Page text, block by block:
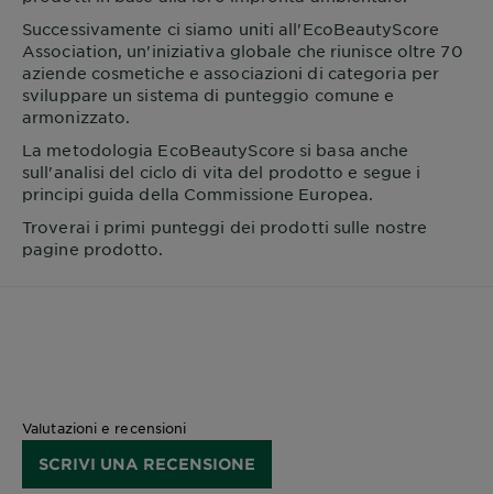
Successivamente ci siamo uniti all'EcoBeautyScore
Association, un'iniziativa globale che riunisce oltre 70
aziende cosmetiche e associazioni di categoria per
sviluppare un sistema di punteggio comune e
armonizzato.
La metodologia EcoBeautyScore si basa anche
sull'analisi del ciclo di vita del prodotto e segue i
principi guida della Commissione Europea.
Troverai i primi punteggi dei prodotti sulle nostre
pagine prodotto.
Valutazioni e recensioni
SCRIVI UNA RECENSIONE